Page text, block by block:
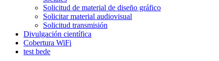
Solicitud de material de diseño gráfico
Solicitar material audiovisual
Solicitud transmisión
Divulgación científica
Cobertura WiFi
test bede